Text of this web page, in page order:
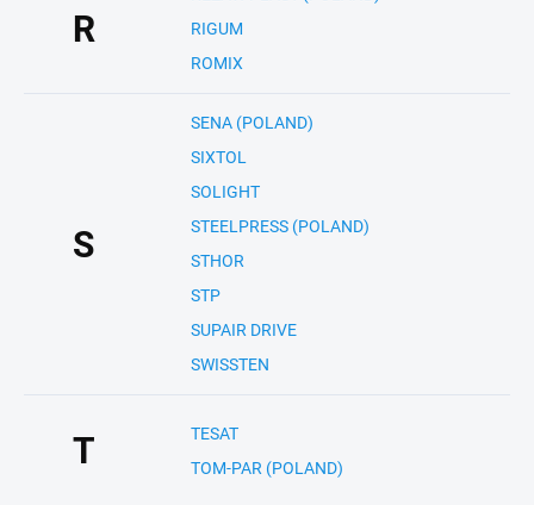
R
RIGUM
ROMIX
S
SENA (POLAND)
SIXTOL
SOLIGHT
STEELPRESS (POLAND)
STHOR
STP
SUPAIR DRIVE
SWISSTEN
T
TESAT
TOM-PAR (POLAND)